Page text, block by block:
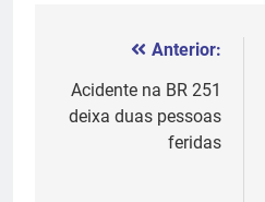
Navegação
de
Anterior:
Acidente na BR 251
deixa duas pessoas
feridas